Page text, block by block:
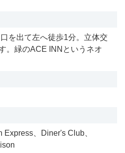
を出て左へ徒歩1分。立体交
。緑のACE INNというネオ
、Diner's Club、